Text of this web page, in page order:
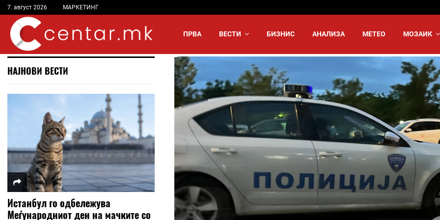
7. август 2026 МАРКЕТИНГ
ПРВА ВЕСТИ БИЗНИС АНАЛИЗА МЕТЕО МОЗАИК
НАЈНОВИ ВЕСТИ
Истанбул го одбележува
Меѓународниот ден на мачките со